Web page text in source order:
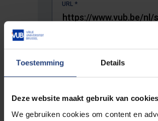
Toestemming Details
Deze website maakt gebruik van cookies
We gebruiken cookies om content en
URL *
De volledige URL van de pagina waar je